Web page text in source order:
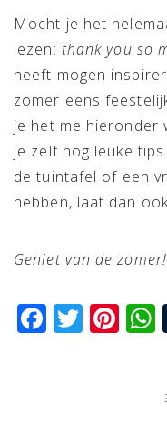
Mocht je het
lezen: thank you so
heeft mogen
zomer eens
je het me hieronder
je zelf nog leuke
de tuintafel of een
hebben, laat dan
Geniet van de zomer!